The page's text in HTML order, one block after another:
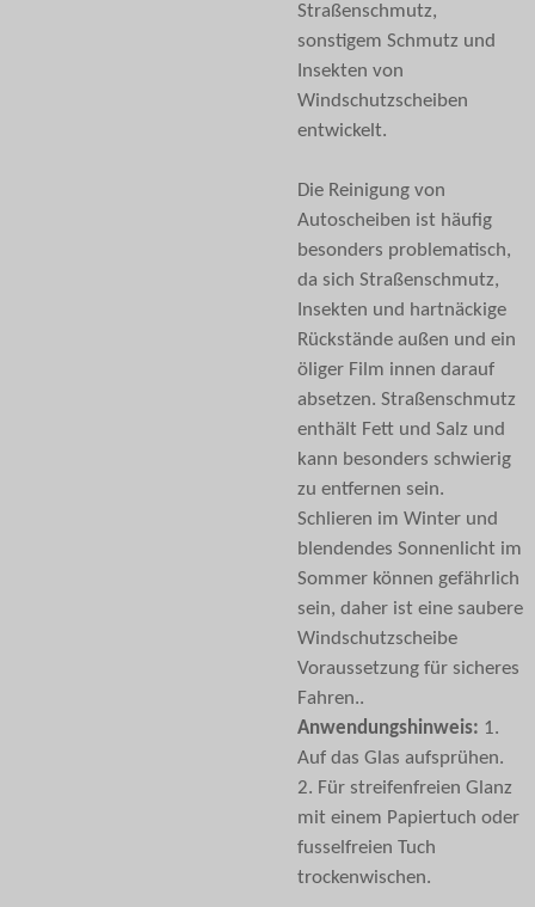
Straßenschmutz,
sonstigem Schmutz und
Insekten von
Windschutzscheiben
entwickelt.
Die Reinigung von
Autoscheiben ist häufig
besonders problematisch,
da sich Straßenschmutz,
Insekten und hartnäckige
Rückstände außen und ein
öliger Film innen darauf
absetzen. Straßenschmutz
enthält Fett und Salz und
kann besonders schwierig
zu entfernen sein.
Schlieren im Winter und
blendendes Sonnenlicht im
Sommer können gefährlich
sein, daher ist eine saubere
Windschutzscheibe
Voraussetzung für sicheres
Fahren..
Anwendungshinweis: 1.
Auf das Glas aufsprühen.
2. Für streifenfreien Glanz
mit einem Papiertuch oder
fusselfreien Tuch
trockenwischen.